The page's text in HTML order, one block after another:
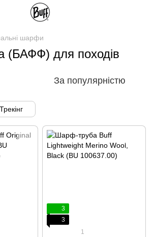
шарфи
(БАФФ) для походів
За популярністю
Трекінг
3
3
1